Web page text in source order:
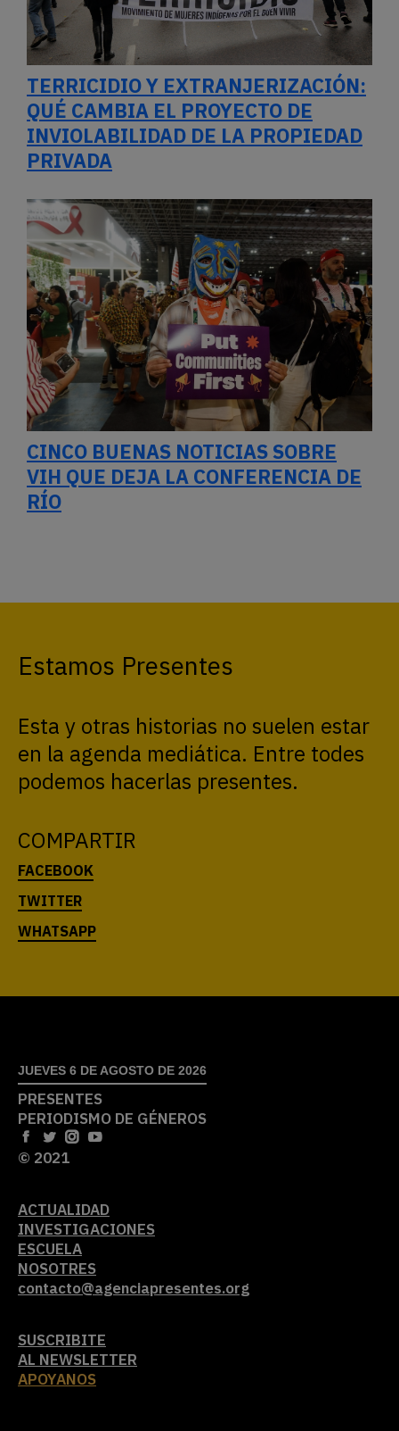
TERRICIDIO Y EXTRANJERIZACIÓN:
QUÉ CAMBIA EL PROYECTO DE
INVIOLABILIDAD DE LA PROPIEDAD
PRIVADA
CINCO BUENAS NOTICIAS SOBRE
VIH QUE DEJA LA CONFERENCIA DE
RÍO
Estamos Presentes
Esta y otras historias no suelen estar
en la agenda mediática. Entre todes
podemos hacerlas presentes.
COMPARTIR
JUEVES 6 DE AGOSTO DE 2026
PRESENTES
PERIODISMO DE GÉNEROS
© 2021
ACTUALIDAD
INVESTIGACIONES
ESCUELA
NOSOTRES
contacto@agenciapresentes.org
SUSCRIBITE
AL NEWSLETTER
APOYANOS